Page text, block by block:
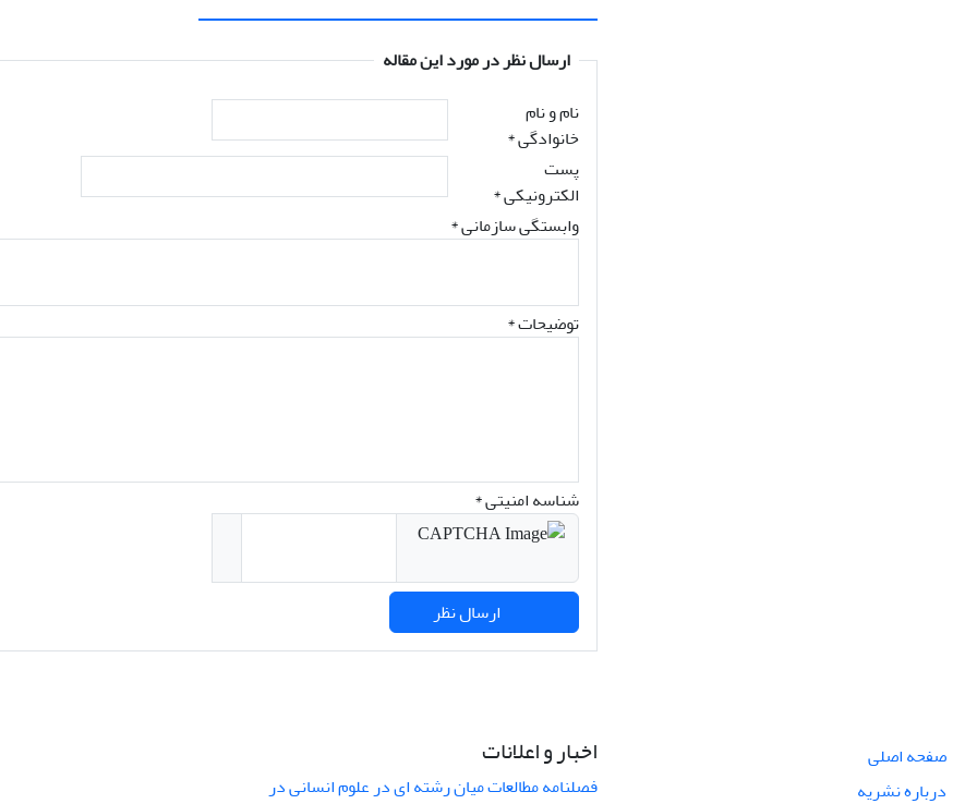
ارسال نظر در مورد این مقاله
نام و نام
خانوادگی*
پست
الکترونیکی*
وابستگی سازمانی *
توضیحات *
شناسه امنیتی *
صفحه اصلی
درباره نشریه
اخبار و اعلانات
فصلنامه مطالعات میان رشته ای در علوم انسانی در